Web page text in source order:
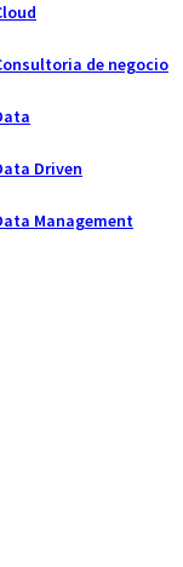
de negocio
Driven
Management